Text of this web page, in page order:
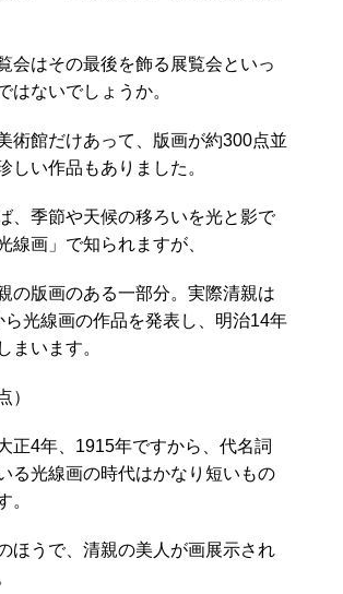
会はその最後を飾る展覧会といっ
はないでしょうか。
術館だけあって、版画が約300点並
しい作品もありました。
、季節や天候の移ろいを光と影で
線画」で知られますが、
の版画のある一部分。実際清親は
ら光線画の作品を発表し、明治14年
まいます。
）
正4年、1915年ですから、代名詞
る光線画の時代はかなり短いもの
。
ほうで、清親の美人が画展示され